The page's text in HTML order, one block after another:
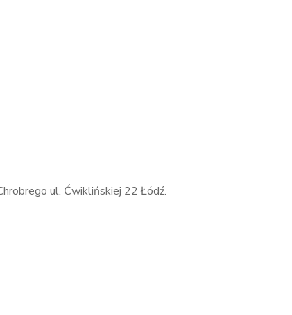
ul. Ćwiklińskiej 22 Łódź.